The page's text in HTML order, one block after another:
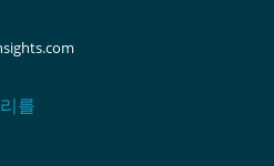
를